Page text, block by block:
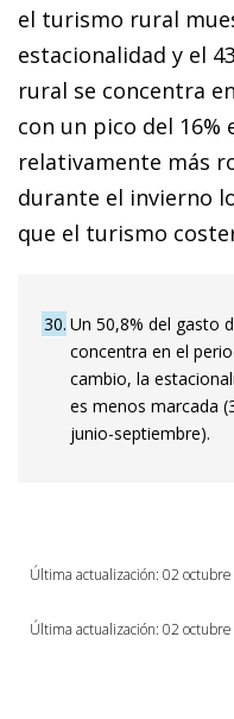
el turismo rural
estacionalidad y el
rural se concentra
con un pico del
relativamente más
durante el invierno
que el turismo
30 Un 50,8% del gasto
concentra en el
cambio, la
es menos marcada
junio-septiembre).
Última actualización: 02
Última actualización: 02